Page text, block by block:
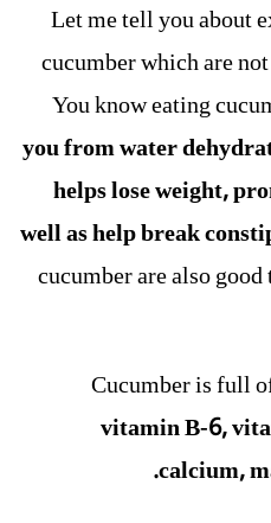
Let me tell you about
cucumber which are
You know eating
you from water
helps lose weight,
well as help break
cucumber are also good
Cucumber is full
vitamin B-6,
calcium,